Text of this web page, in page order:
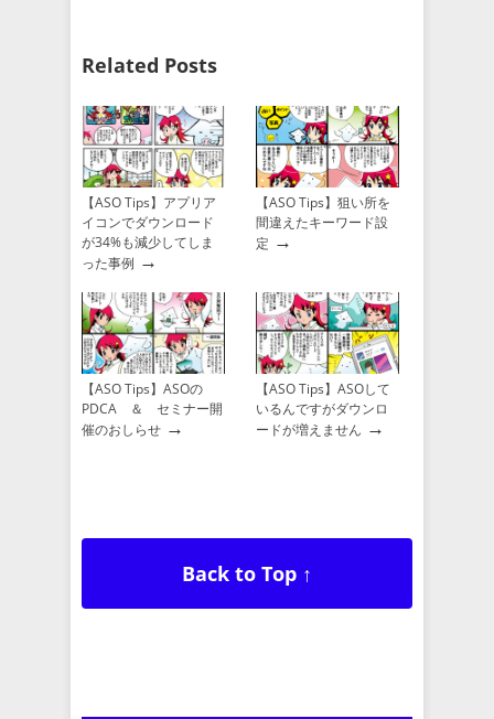
Related Posts
【ASO Tips】アプリア
イコンでダウンロード
が34%も減少してしま
った事例 →
【ASO Tips】狙い所を
間違えたキーワード設
定 →
【ASO Tips】ASOの
PDCA ＆ セミナー開
催のおしらせ →
【ASO Tips】ASOして
いるんですがダウンロ
ードが増えません →
Back to Top ↑